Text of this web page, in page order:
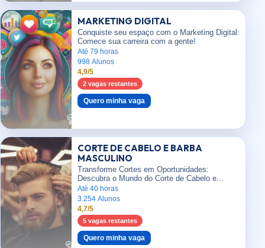
MARKETING DIGITAL
Conquiste seu espaço com o Marketing Digital:
Comece sua carreira com a gente!
Até 79 horas
998 Alunos
4,9/5
2 vagas restantes
Quero minha vaga
CORTE DE CABELO E BARBA
MASCULINO
Transforme Cortes em Oportunidades:
Descubra o Mundo do Corte de Cabelo e...
Até 40 horas
3.254 Alunos
4,7/5
5 vagas restantes
Quero minha vaga